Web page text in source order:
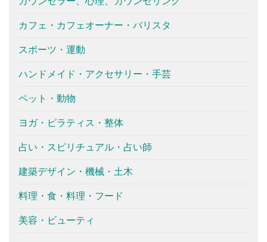
カフェ・カフェオーナー・バリスタ
スポーツ・運動
ハンドメイド・アクセサリー・手芸
ペット・動物
ヨガ・ピラティス・整体
占い・スピリチュアル・占い師
建築デザイン・機械・土木
料理・食・料理・フード
美容・ビューティ